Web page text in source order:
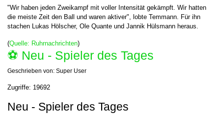
"Wir haben jeden Zweikampf mit voller Intensität gekämpft. Wir hatten
die meiste Zeit den Ball und waren aktiver", lobte Temmann. Für ihn
stachen Lukas Hölscher, Ole Quante und Jannik Hülsmann heraus.
(Quelle: Ruhrnachrichten)
⚽️ Neu - Spieler des Tages
Geschrieben von: Super User
Zugriffe: 19692
Neu - Spieler des Tages